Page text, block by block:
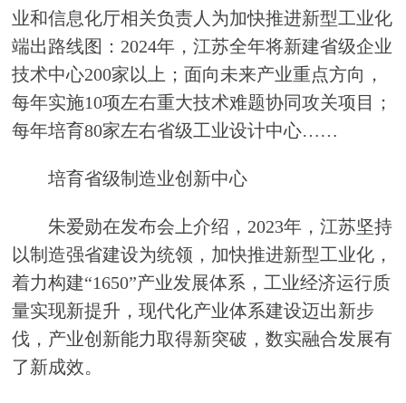
业和信息化厅相关负责人为加快推进新型工业化
端出路线图：2024年，江苏全年将新建省级企业
技术中心200家以上；面向未来产业重点方向，
每年实施10项左右重大技术难题协同攻关项目；
每年培育80家左右省级工业设计中心……
培育省级制造业创新中心
朱爱勋在发布会上介绍，2023年，江苏坚持
以制造强省建设为统领，加快推进新型工业化，
着力构建“1650”产业发展体系，工业经济运行质
量实现新提升，现代化产业体系建设迈出新步
伐，产业创新能力取得新突破，数实融合发展有
了新成效。